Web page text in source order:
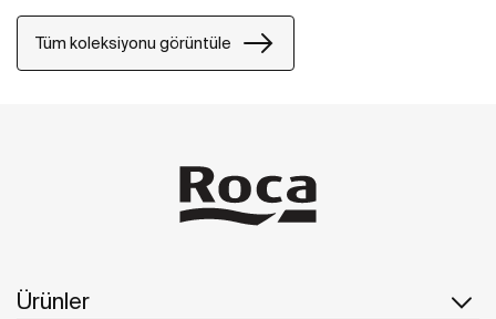
sahip bir koleksiyon sunuyor.
Tüm koleksiyonu görüntüle
Ürünler